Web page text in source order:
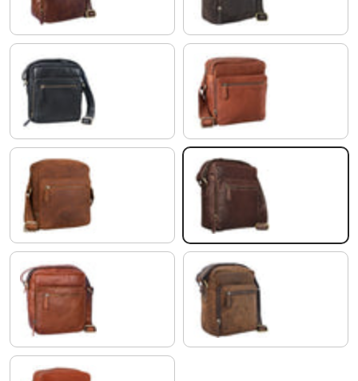
czarny maraska - brązowy
tan - ciemnobrązowy koniakowy - ciemnobrązowy
koniakowy brąz kolorado - brązowy